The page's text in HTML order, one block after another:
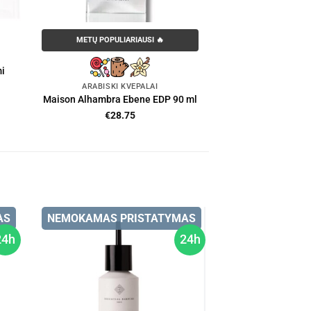
METŲ POPULIARIAUSI 🔥
ARABIŠKI KVEPALAI
Maison Alhambra Ebene EDP 90 ml
€28.75
24h
NEMOKAMAS PRISTATYMAS